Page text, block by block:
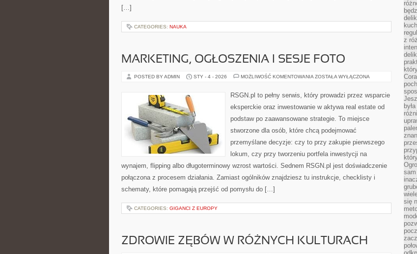
[…]
CATEGORIES: NAUKA
MARKETING, OGŁOSZENIA I SESJE FOTO
POSTED BY ADMIN STY - 4 - 2026 MOŻLIWOŚĆ KOMENTOWANIA MARKETING,
FOTO
ZOSTAŁA WYŁĄCZONA
RSGN.pl to pełny serwis, który prowadzi przez wsparcie
eksperckie oraz inwestowanie w aktywa real estate od
podstaw po zaawansowane strategie. To miejsce
stworzone dla osób, które chcą podejmować
przemyślane decyzje: czy to przy zakupie pierwszego
lokum, czy przy tworzeniu portfela inwestycji na
wynajem, flipping albo długoterminowy wzrost wartości. Sednem RSGN.pl jest doświadczenie
połączona z procesem działania. Zamiast ogólników znajdziesz tu instrukcje, checklisty i
schematy, które pomagają przejść od pomysłu do […]
CATEGORIES: GIGANCI Z EUROPY
ZDROWIE ZĘBÓW W RÓŻNYCH KULTURACH
z
sam
się